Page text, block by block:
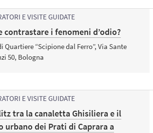
E VISITE GUIDATE
contrastare i fenomeni d’odio?
Quartiere “Scipione dal Ferro”, Via Sante
50, Bologna
E VISITE GUIDATE
tra la canaletta Ghisiliera e il
urbano dei Prati di Caprara a